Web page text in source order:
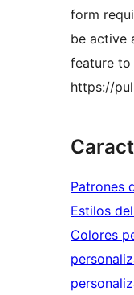
form
be active
feature to
https://
Patrones
Estilos
Colores